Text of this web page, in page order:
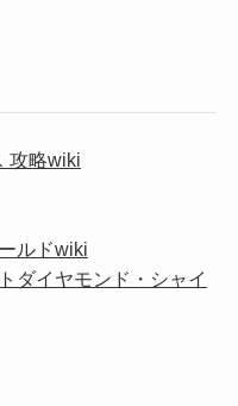
攻略wiki
ルドwiki
ダイヤモンド・シャイ